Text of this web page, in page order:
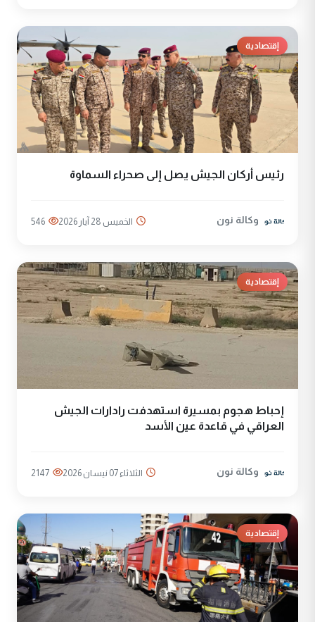
إقتصادية
رئيس أركان الجيش يصل إلى صحراء السماوة
وكالة نون الخميس 28 آيار 2026 546
إقتصادية
إحباط هجوم بمسيرة استهدفت رادارات الجيش
العراقي في قاعدة عين الأسد
وكالة نون الثلاثاء 07 نيسان 2026 2147
إقتصادية